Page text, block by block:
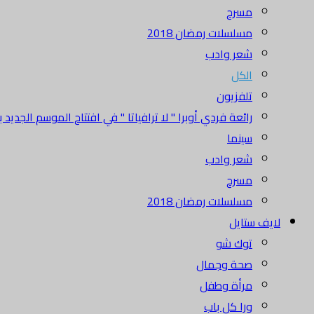
مسرح
مسلسلات رمضان 2018
شعر وادب
الكل
تلفزيون
رائعة فردي أوبرا " لا ترافياتا " في افتتاح الموسم الجديد
سينما
شعر وادب
مسرح
مسلسلات رمضان 2018
لايف ستايل
توك شو
صحة وجمال
مرأة وطفل
ورا كل باب